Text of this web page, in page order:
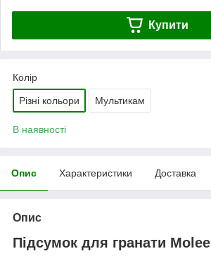
Купити
Колір
Різні кольори Мультикам
В наявності
Опис Характеристики Доставка
Опис
Підсумок для гранати Molee